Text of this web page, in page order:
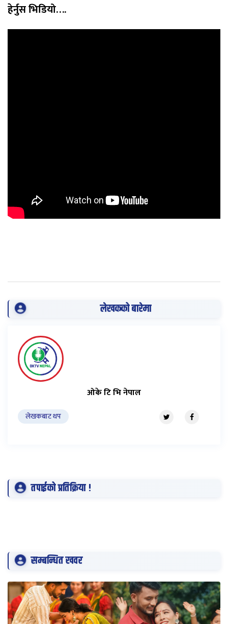
हेर्नुस भिडियो….
लेखकको बारेमा
ओके टि भि नेपाल
लेखकबाट थप
तपाईको प्रतिक्रिया !
सम्बन्धित खवर